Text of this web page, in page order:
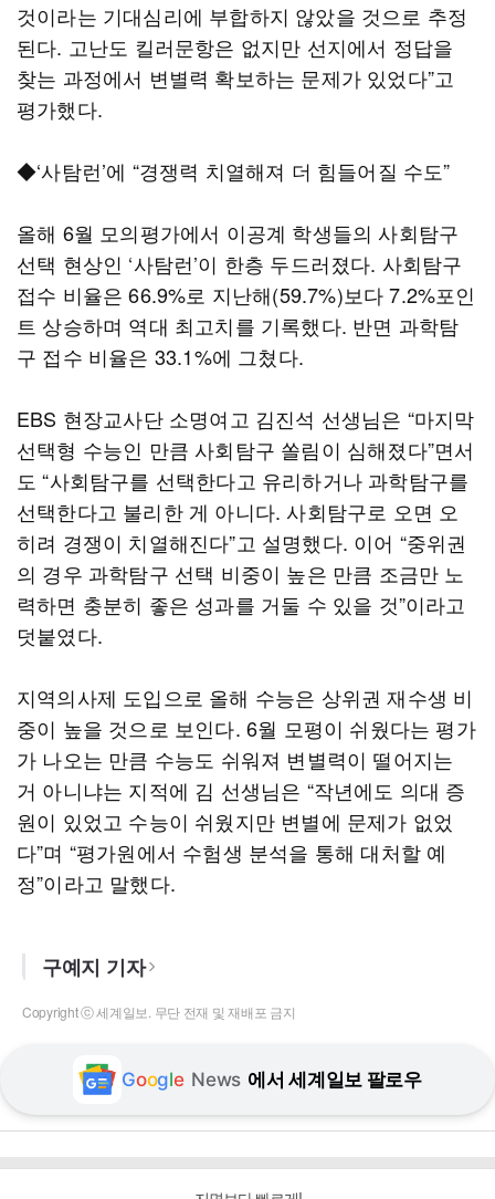
것이라는 기대심리에 부합하지 않았을 것으로 추정
된다. 고난도 킬러문항은 없지만 선지에서 정답을
찾는 과정에서 변별력 확보하는 문제가 있었다”고
평가했다.
◆‘사탐런’에 “경쟁력 치열해져 더 힘들어질 수도”
올해 6월 모의평가에서 이공계 학생들의 사회탐구
선택 현상인 ‘사탐런’이 한층 두드러졌다. 사회탐구
접수 비율은 66.9%로 지난해(59.7%)보다 7.2%포인
트 상승하며 역대 최고치를 기록했다. 반면 과학탐
구 접수 비율은 33.1%에 그쳤다.
EBS 현장교사단 소명여고 김진석 선생님은 “마지막
선택형 수능인 만큼 사회탐구 쏠림이 심해졌다”면서
도 “사회탐구를 선택한다고 유리하거나 과학탐구를
선택한다고 불리한 게 아니다. 사회탐구로 오면 오
히려 경쟁이 치열해진다”고 설명했다. 이어 “중위권
의 경우 과학탐구 선택 비중이 높은 만큼 조금만 노
력하면 충분히 좋은 성과를 거둘 수 있을 것”이라고
덧붙였다.
지역의사제 도입으로 올해 수능은 상위권 재수생 비
중이 높을 것으로 보인다. 6월 모평이 쉬웠다는 평가
가 나오는 만큼 수능도 쉬워져 변별력이 떨어지는
거 아니냐는 지적에 김 선생님은 “작년에도 의대 증
원이 있었고 수능이 쉬웠지만 변별에 문제가 없었
다”며 “평가원에서 수험생 분석을 통해 대처할 예
정”이라고 말했다.
구예지 기자
Copyright ⓒ 세계일보. 무단 전재 및 재배포 금지
Google News 에서 세계일보 팔로우